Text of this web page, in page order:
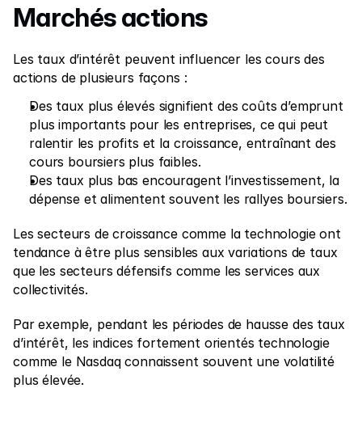
Marchés actions
Les taux d’intérêt peuvent influencer les cours des
actions de plusieurs façons :
Des taux plus élevés signifient des coûts d’emprunt
plus importants pour les entreprises, ce qui peut
ralentir les profits et la croissance, entraînant des
cours boursiers plus faibles.
Des taux plus bas encouragent l’investissement, la
dépense et alimentent souvent les rallyes boursiers.
Les secteurs de croissance comme la technologie ont
tendance à être plus sensibles aux variations de taux
que les secteurs défensifs comme les services aux
collectivités.
Par exemple, pendant les périodes de hausse des taux
d’intérêt, les indices fortement orientés technologie
comme le Nasdaq connaissent souvent une volatilité
plus élevée.